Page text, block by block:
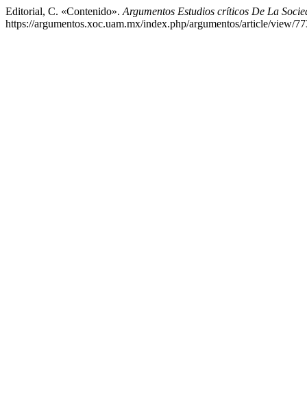
Editorial, C. «Contenido». Argumentos Estudios críticos De La
https://argumentos.xoc.uam.mx/index.php/argumentos/article/view/